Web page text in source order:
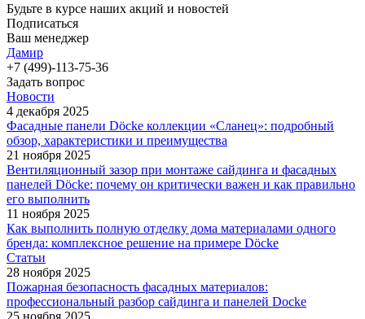
Будьте в курсе наших акций и новостей
Подписаться
Ваш менеджер
Дамир
+7 (499)-113-75-36
Задать вопрос
Новости
4 декабря 2025
Фасадные панели Döcke коллекции «Сланец»: подробный
обзор, характеристики и преимущества
21 ноября 2025
Вентиляционный зазор при монтаже сайдинга и фасадных
панелей Döcke: почему он критически важен и как правильно
его выполнить
11 ноября 2025
Как выполнить полную отделку дома материалами одного
бренда: комплексное решение на примере Döcke
Статьи
28 ноября 2025
Пожарная безопасность фасадных материалов:
профессиональный разбор сайдинга и панелей Docke
25 ноября 2025